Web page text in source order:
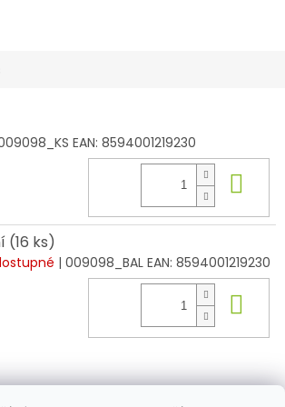
EAN: 8594001219230
(16 ks)
| 009098_BAL EAN: 8594001219230